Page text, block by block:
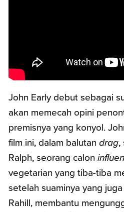
John Early debut sebagai
akan memecah opini
premisnya yang konyol.
film ini, dalam balutandrag,
Ralph, seorang calon
vegetarian yang tiba-tiba
setelah suaminya yang
Rahill, membantu